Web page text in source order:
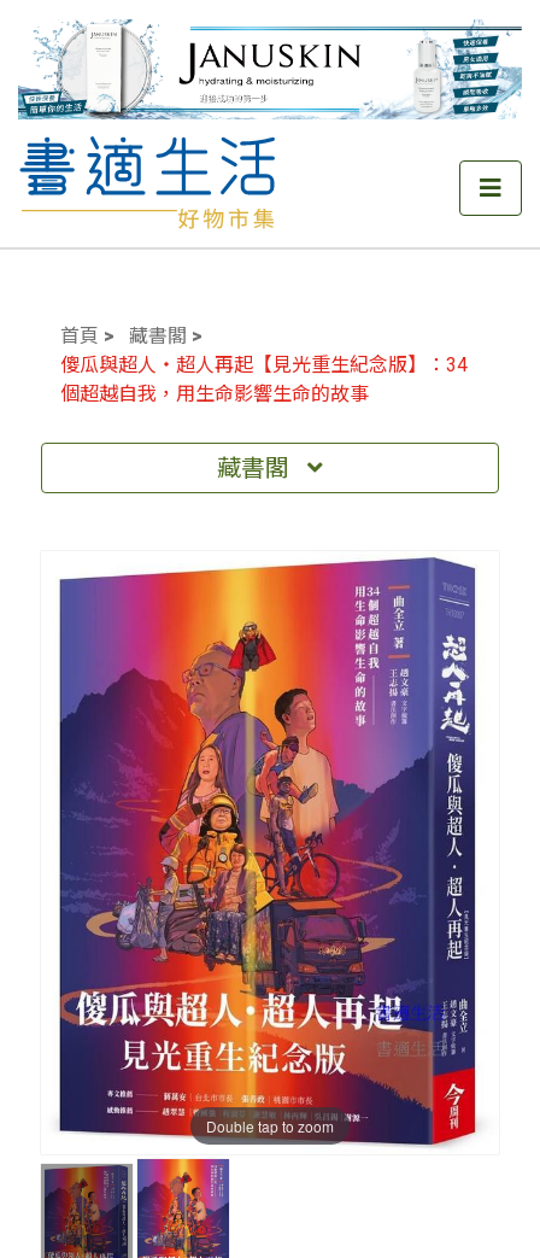
首頁
藏書閣
傻瓜與超人‧超人再起【見光重生紀念版】：34
個超越自我，用生命影響生命的故事
藏書閣
Double tap to zoom